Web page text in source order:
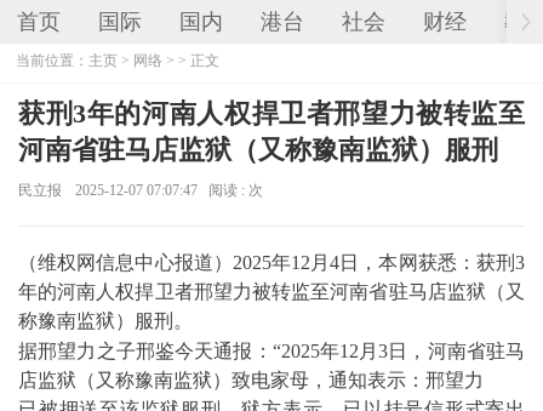
首页 国际 国内 港台 社会 财经 教
当前位置： 主页 > 网络 > > 正文
获刑3年的河南人权捍卫者邢望力被转监至
河南省驻马店监狱（又称豫南监狱）服刑
民立报 2025-12-07 07:07:47 阅读 : 次
（维权网信息中心报道） 2025年12 月4日，本网获悉：获刑3
年的河南人权捍卫者邢望力被转监至河南省驻马店监狱（又
称豫南监狱）服刑。
据邢望力之子邢鉴今天通报：“2025年12 月3日，河南省驻马
店监狱（又称豫南监狱）致电家母，通知表示：邢望力